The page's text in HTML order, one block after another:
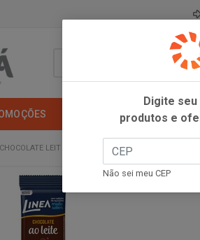
CHOCOLATE LEIT ZERO 10X75G LINEA
Digite
produtos e
Não sei meu CEP